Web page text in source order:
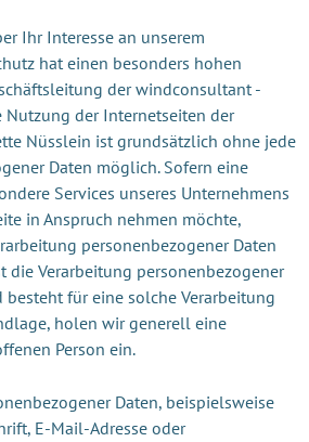
Ihr Interesse an unserem
hat einen besonders hohen
der windconsultant -
Nutzung der Internetseiten der
Nüsslein ist grundsätzlich ohne jede
Daten möglich. Sofern eine
Services unseres Unternehmens
in Anspruch nehmen möchte,
personenbezogener Daten
die Verarbeitung personenbezogener
für eine solche Verarbeitung
holen wir generell eine
Person ein.
Daten, beispielsweise
E-Mail-Adresse oder